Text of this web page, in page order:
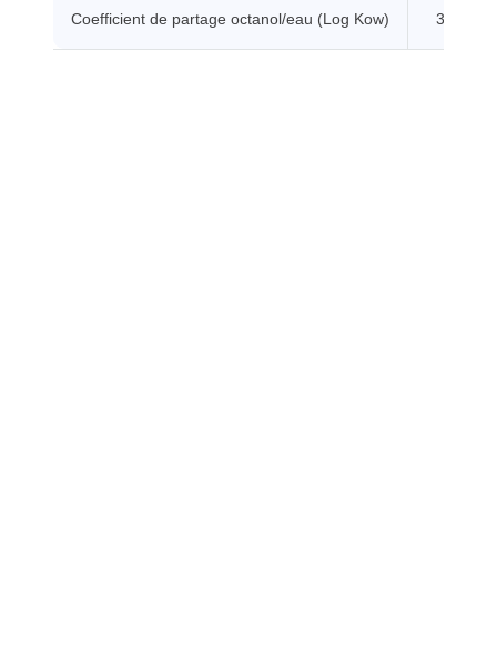
Coefficient de partage octanol/eau (Log Kow) 3.5 -